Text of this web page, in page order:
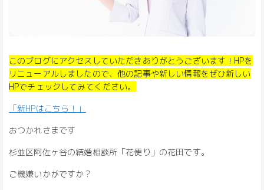
このブログにアクセスしていただきありがとうございます！HPを
リニューアルしましたので、他の記事や新しい情報をぜひ新しい
HPでチェックしてみてください。
「新HPはこちら！」
おつかれさまです
杉並区阿佐ヶ谷の結婚相談所「花便り」の花田です。
ご機嫌いかがですか？